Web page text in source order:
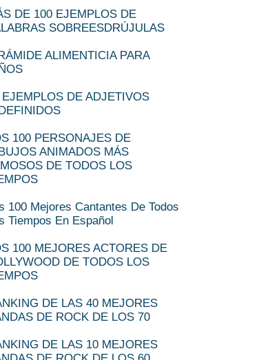
DE 100 EJEMPLOS DE
SOBREESDRÚJULAS
ALIMENTICIA PARA
DE ADJETIVOS
100 PERSONAJES DE
ANIMADOS MÁS
DE TODOS LOS
100 Mejores Cantantes De Todos
Tiempos En Español
100 MEJORES ACTORES DE
DE TODOS LOS
DE LAS 40 MEJORES
DE ROCK DE LOS 70
DE LAS 10 MEJORES